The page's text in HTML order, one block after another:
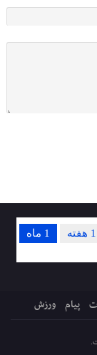
1 ماه 1 هفته
پیام ورزش